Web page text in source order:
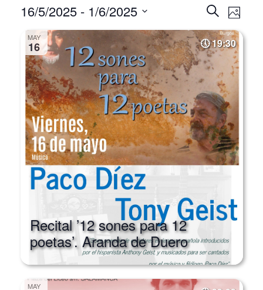
Search
and
Views
Select
16 19:30
Recital ’12 sones para 12
poetas’. Aranda de Duero
MAY
16 20:00